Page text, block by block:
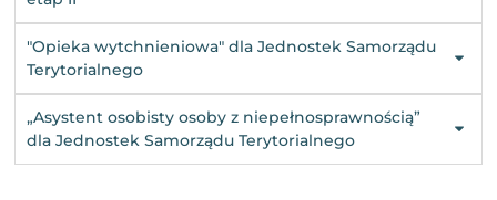
"Opieka wytchnieniowa" dla Jednostek Samorządu
Terytorialnego
„Asystent osobisty osoby z niepełnosprawnością”
dla Jednostek Samorządu Terytorialnego